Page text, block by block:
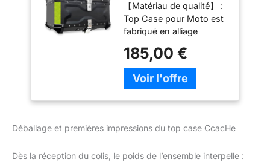
Aluminium pour
Moto - Topcase
Valise Étanche avec
Base À
Dégagement
Rapide et Support
De Montage (Noir,
【Matériau de qualité】 :
Top Case pour Moto est
fabriqué en alliage
antichute, résistant à
l'usure, robuste et
durable, performance
des protections d'angle
résistantes à l'usure, un
185,00 €
Déballage et premières impressions du top case CcacHe
Dès la réception du colis, le poids de l’ensemble interpelle :